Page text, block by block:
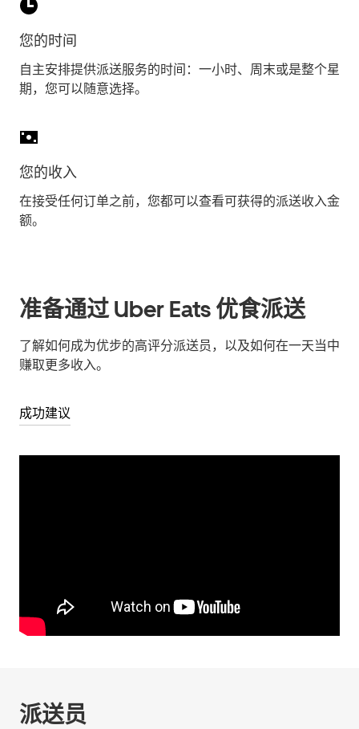
您的时间
自主安排提供派送服务的时间：一小时、周末或是整个星
期，您可以随意选择。
您的收入
在接受任何订单之前，您都可以查看可获得的派送收入金
额。
准备通过 Uber Eats 优食派送
了解如何成为优步的高评分派送员，以及如何在一天当中
赚取更多收入。
成功建议
派送员